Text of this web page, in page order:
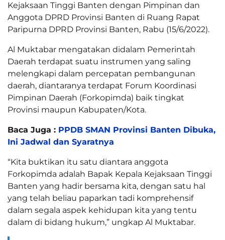
Kejaksaan Tinggi Banten dengan Pimpinan dan
Anggota DPRD Provinsi Banten di Ruang Rapat
Paripurna DPRD Provinsi Banten, Rabu (15/6/2022).
Al Muktabar mengatakan didalam Pemerintah
Daerah terdapat suatu instrumen yang saling
melengkapi dalam percepatan pembangunan
daerah, diantaranya terdapat Forum Koordinasi
Pimpinan Daerah (Forkopimda) baik tingkat
Provinsi maupun Kabupaten/Kota.
Baca Juga : PPDB SMAN Provinsi Banten Dibuka,
Ini Jadwal dan Syaratnya
“Kita buktikan itu satu diantara anggota
Forkopimda adalah Bapak Kepala Kejaksaan Tinggi
Banten yang hadir bersama kita, dengan satu hal
yang telah beliau paparkan tadi komprehensif
dalam segala aspek kehidupan kita yang tentu
dalam di bidang hukum,” ungkap Al Muktabar.